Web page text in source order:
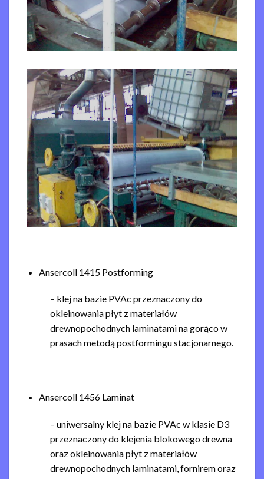
Ansercoll 1415 Postforming
– klej na bazie PVAc przeznaczony do
okleinowania płyt z materiałów
drewnopochodnych laminatami na gorąco w
prasach metodą postformingu stacjonarnego.
Ansercoll 1456 Laminat
– uniwersalny klej na bazie PVAc w klasie D3
przeznaczony do klejenia blokowego drewna
oraz okleinowania płyt z materiałów
drewnopochodnych laminatami, fornirem oraz